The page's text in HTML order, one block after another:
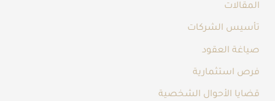
المقالات
تأسيس الشركات
صياغة العقود
فرص استثمارية
قضايا الأحوال الشخصية